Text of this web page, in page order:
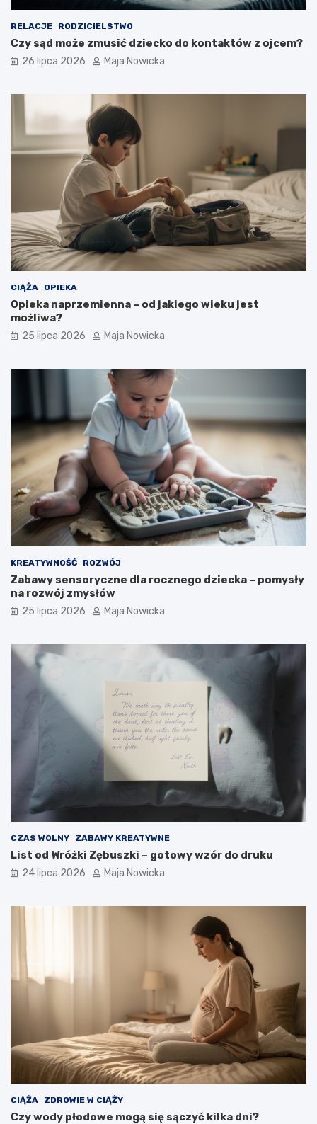
RELACJE RODZICIELSTWO
Czy sąd może zmusić dziecko do kontaktów z ojcem?
26 lipca 2026 Maja Nowicka
CIĄŻA OPIEKA
Opieka naprzemienna – od jakiego wieku jest
możliwa?
25 lipca 2026 Maja Nowicka
KREATYWNOŚĆ ROZWÓJ
Zabawy sensoryczne dla rocznego dziecka – pomysły
na rozwój zmysłów
25 lipca 2026 Maja Nowicka
CZAS WOLNY ZABAWY KREATYWNE
List od Wróżki Zębuszki – gotowy wzór do druku
24 lipca 2026 Maja Nowicka
CIĄŻA ZDROWIE W CIĄŻY
Czy wody płodowe mogą się sączyć kilka dni?